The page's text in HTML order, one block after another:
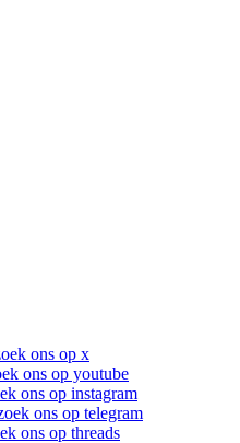
ons op x
ons op youtube
ons op instagram
ons op telegram
ons op threads